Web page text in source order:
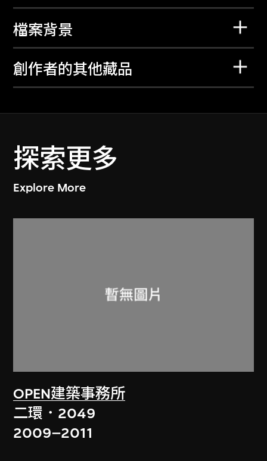
檔案背景
創作者的其他藏品
探索更多
Explore More
OPEN建築事務所
二環．2049
2009–2011